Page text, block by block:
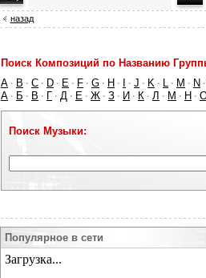
назад
Поиск Композиций по Названию
A · B · C · D · E · F · G · H · · J · K · L · M · N ·
А · Б · В · Г · Д · Е · Ж · З · И · К · Л · М · Н ·
Поиск Музыки:
Популярное в сети